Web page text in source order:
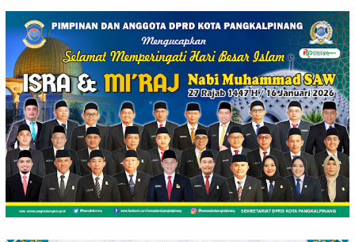
Loncat
konten